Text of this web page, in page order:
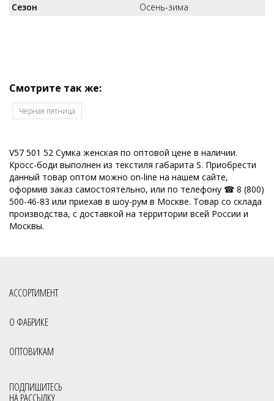
Сезон
Осень-зима
Смотрите так же:
Черная пятница
V57 501 52 Сумка женская по оптовой цене в наличии.
Кросс-боди выполнен из текстиля габарита S. Приобрести
данный товар оптом можно on-line на нашем сайте,
оформив заказ самостоятельно, или по телефону ☎ 8 (800)
500-46-83 или приехав в шоу-рум в Москве. Товар со склада
производства, с доставкой на территории всей России и
Москвы.
АССОРТИМЕНТ
О ФАБРИКЕ
ОПТОВИКАМ
ПОДПИШИТЕСЬ
НА РАССЫЛКУ